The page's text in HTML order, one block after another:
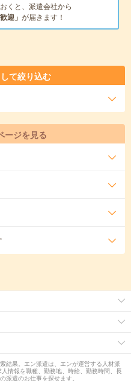
くと、派遣会社から
迎」 が届きます！
て絞り込む
ージを見る
結果。エン派遣は、エンが運営する人材派
情報を職種、勤務地、時給、勤務時間、長
派遣のお仕事を探せます。